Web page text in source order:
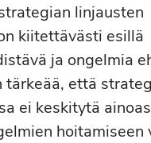
linjausten
kiitettävästi esillä
ja ongelmia
tärkeää, että
ei keskitytä
hoitamiseen